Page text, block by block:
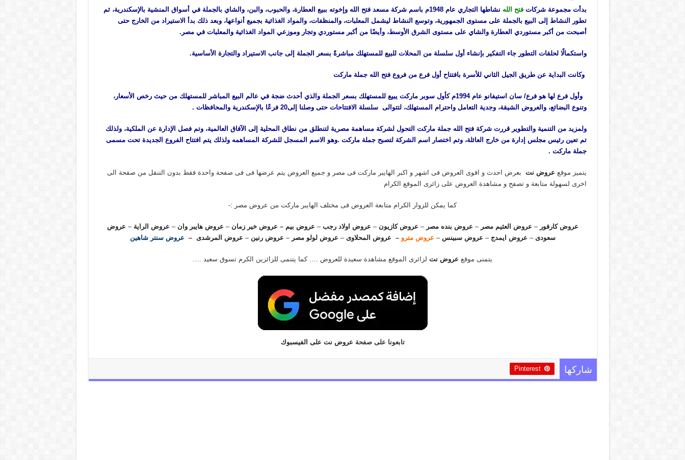
بدأت مجموعة شركاتفتح الله
نشاطها التجاري عام 1948م باسم شركة مسعد فتح الله وإخوته ببيع العطارة، والحبوب، والبن، والشاي بالجملة في أسواق المنشية بالإسكندرية، ثم
تطور النشاط إلى البيع بالجملة على مستوى الجمهورية، وتوسع النشاط ليشمل المعلبات، والمنظفات، والمواد الغذائية بجميع أنواعها، وبعد ذلك بدأ الاستيراد من الخارج حتى
أصبحت من أكبر مستوردي العطارة والشاي على مستوى الشرق الأوسط، وأيضًا من أكبر مستوردي وتجار وموزعي المواد الغذائية والمعلبات في مصر.
واستكمالًا لحلقات التطور جاء التفكير بإنشاء أول سلسلة من المحلات للبيع للمستهلك مباشرةً بسعر الجملة إلى جانب الاستيراد والتجارة الأساسية.
وكانت البداية عن طريق الجيل الثاني للأسرة بافتتاح أول فرع من فروع فتح الله جملة ماركت
وأول فرع لها هو فرع/ سان استيفانو عام 1994م كأول سوبر ماركت يبيع للمستهلك بسعر الجملة والذي أحدث ضجة في عالم البيع المباشر للمستهلك من حيث رخص الأسعار،
وتنوع البضائع، والعروض الشيقة، وجدية التعامل واحترام المستهلك، لتتوالى سلسلة الافتتاحات حتى وصلنا إلى20 فرعًا بالإسكندرية والمحافظات .
ولمزيد من التنمية والتطوير قررت شركة فتح الله جملة ماركت التحول لشركة مساهمة مصرية لتنطلق من نطاق المحلية إلى الآفاق العالمية، وتم فصل الإدارة عن الملكية، ولذلك
تم تعين رئيس مجلس إدارة من خارج العائلة، وتم اختصار اسم الشركة لتصبح جملة ماركت .وهو الاسم المسجل للشركة المساهمه ولذلك يتم افتتاح الفروع الجديدة تحت مسمى
جملة ماركت .
يتميز موقع عروض نت بعرض احدث و اقوى العروض فى اشهر و اكبر الهايبر ماركت فى مصر و جميع العروض يتم عرضها فى فى صفحة واحدة فقط بدون التنقل من صفحة الى
اخرى لسهولة متابعة و تصفح و مشاهدة العروض على زائرى الموقع الكرام
كما يمكن للزوار الكرام متابعة العروض فى مختلف الهايبر ماركت من عروض مصر :-
عروض كارفور – عروض العثيم مصر – عروض بنده مصر – عروض كازيون – عروض اولاد رجب – عروض بيم – عروض خير زمان – عروض هايبر وان – عروض الراية – عروض
سعودى – عروض ايمدج – عروض سبينس – عروض مترو – عروض المحلاوى – عروض لولو مصر – عروض رنين – عروض المرشدى – عروض سنتر شاهين
يتمنى موقع عروض نت لزائرى الموقع مشاهدة سعيدة للعروض …. كما يتنمى للزائرين الكرم تسوق سعيد ….
تابعونا على صفحة عروض نت على الفيسبوك
شاركها Pinterest